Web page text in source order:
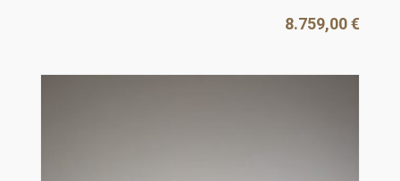
8.759,00€